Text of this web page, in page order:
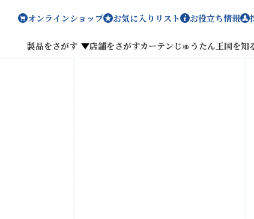
オンラインショップ お気に入りリスト お役立ち情報
製品をさがす 店舗をさがすカーテンじゅうたん王国を知